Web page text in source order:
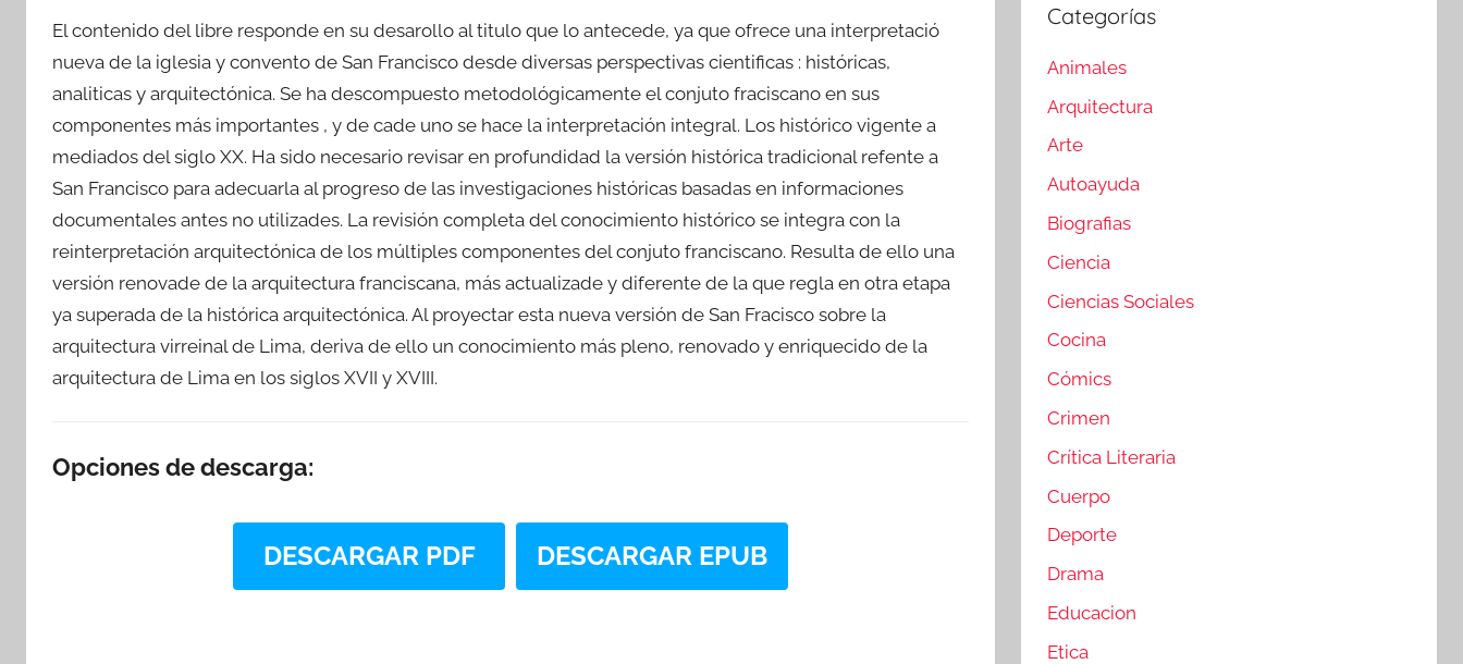
El contenido del libre responde en su desarollo al titulo que lo antecede, ya que ofrece una interpretació
nueva de la iglesia y convento de San Francisco desde diversas perspectivas cientificas : históricas,
analiticas y arquitectónica. Se ha descompuesto metodológicamente el conjuto fraciscano en sus
componentes más importantes , y de cade uno se hace la interpretación integral. Los histórico vigente a
mediados del siglo XX. Ha sido necesario revisar en profundidad la versión histórica tradicional refente a
San Francisco para adecuarla al progreso de las investigaciones históricas basadas en informaciones
documentales antes no utilizades. La revisión completa del conocimiento histórico se integra con la
reinterpretación arquitectónica de los múltiples componentes del conjuto franciscano. Resulta de ello una
versión renovade de la arquitectura franciscana, más actualizade y diferente de la que regla en otra etapa
ya superada de la histórica arquitectónica. Al proyectar esta nueva versión de San Fracisco sobre la
arquitectura virreinal de Lima, deriva de ello un conocimiento más pleno, renovado y enriquecido de la
arquitectura de Lima en los siglos XVII y XVIII.
Opciones de descarga:
DESCARGAR PDF DESCARGAR EPUB
Categorías
Animales
Arquitectura
Arte
Autoayuda
Biografias
Ciencia
Ciencias Sociales
Cocina
Cómics
Crimen
Crítica Literaria
Cuerpo
Deporte
Drama
Educacion
Etica